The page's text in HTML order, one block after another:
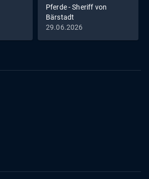
Pferde - Sheriff von
Bärstadt
29.06.2026